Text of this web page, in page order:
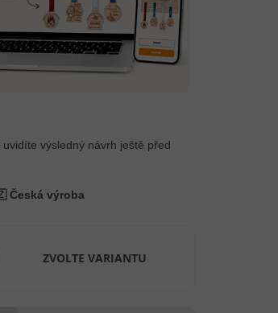
ZVOLTE VARIANTU
výsledný návrh ještě před
Česká výroba